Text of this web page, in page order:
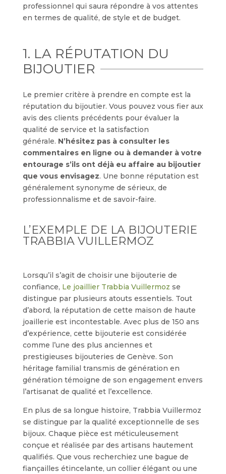
professionnel qui saura répondre à vos attentes
en termes de qualité, de style et de budget.
1. LA RÉPUTATION DU
BIJOUTIER
Le premier critère à prendre en compte est la
réputation du bijoutier. Vous pouvez vous fier aux
avis des clients précédents pour évaluer la
qualité de service et la satisfaction
générale. N’hésitez pas à consulter les
commentaires en ligne ou à demander à votre
entourage s’ils ont déjà eu affaire au bijoutier
que vous envisagez. Une bonne réputation est
généralement synonyme de sérieux, de
professionnalisme et de savoir-faire.
L’EXEMPLE DE LA BIJOUTERIE
TRABBIA VUILLERMOZ
Lorsqu’il s’agit de choisir une bijouterie de
confiance, Le joaillier Trabbia Vuillermoz se
distingue par plusieurs atouts essentiels. Tout
d’abord, la réputation de cette maison de haute
joaillerie est incontestable. Avec plus de 150 ans
d’expérience, cette bijouterie est considérée
comme l’une des plus anciennes et
prestigieuses bijouteries de Genève. Son
héritage familial transmis de génération en
génération témoigne de son engagement envers
l’artisanat de qualité et l’excellence.
En plus de sa longue histoire, Trabbia Vuillermoz
se distingue par la qualité exceptionnelle de ses
bijoux. Chaque pièce est méticuleusement
conçue et réalisée par des artisans hautement
qualifiés. Que vous recherchiez une bague de
fiançailles étincelante, un collier élégant ou une